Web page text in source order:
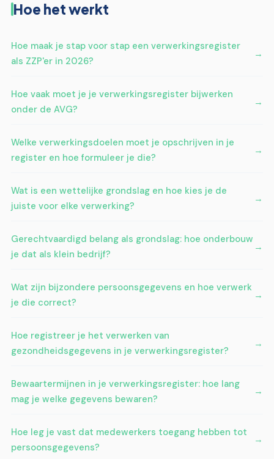
Hoe het werkt
Hoe maak je stap voor stap een verwerkingsregister
als ZZP'er in 2026?
Hoe vaak moet je je verwerkingsregister bijwerken
onder de AVG?
Welke verwerkingsdoelen moet je opschrijven in je
register en hoe formuleer je die?
Wat is een wettelijke grondslag en hoe kies je de
juiste voor elke verwerking?
Gerechtvaardigd belang als grondslag: hoe onderbouw
je dat als klein bedrijf?
Wat zijn bijzondere persoonsgegevens en hoe verwerk
je die correct?
Hoe registreer je het verwerken van
gezondheidsgegevens in je verwerkingsregister?
Bewaartermijnen in je verwerkingsregister: hoe lang
mag je welke gegevens bewaren?
Hoe leg je vast dat medewerkers toegang hebben tot
persoonsgegevens?